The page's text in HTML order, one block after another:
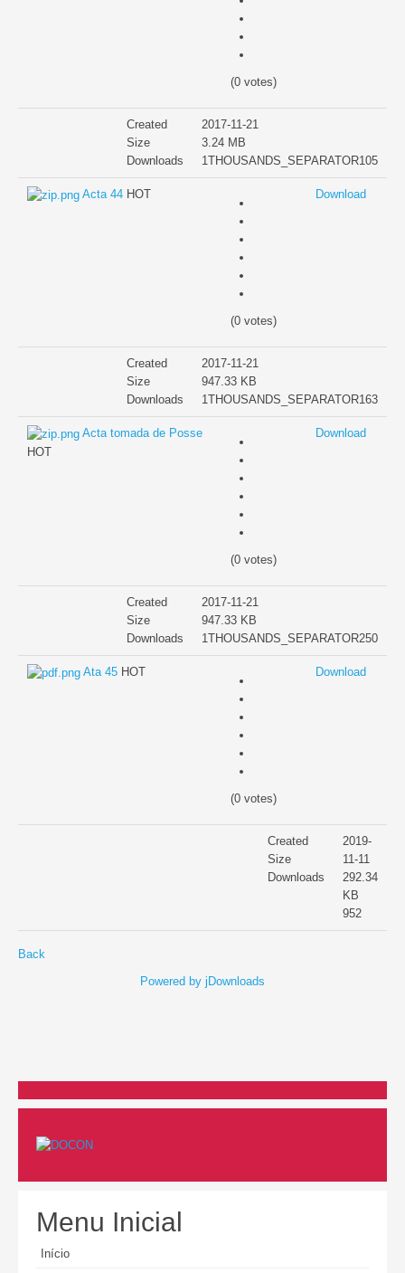
(0 votes)
Created
Size
Downloads
2017-11-21
3.24 MB
1THOUSANDS_SEPARATOR105
Acta 44 HOT
(0 votes)
Download
Created
Size
Downloads
2017-11-21
947.33 KB
1THOUSANDS_SEPARATOR163
Acta tomada de Posse
HOT
(0 votes)
Download
Created
Size
Downloads
2017-11-21
947.33 KB
1THOUSANDS_SEPARATOR250
Ata 45 HOT
(0 votes)
Download
Created
Size
Downloads
2019-
11-11
292.34
KB
952
Back
Powered by jDownloads
Menu Inicial
Início